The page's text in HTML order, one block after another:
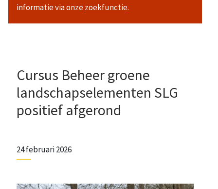
informatie via onzezoekfunctie.
Cursus Beheer groene
landschapselementen SLG
positief afgerond
24 februari 2026